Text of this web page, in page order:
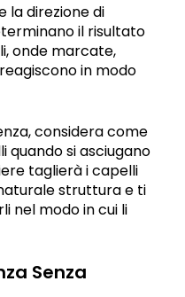
la direzione di
il risultato
onde marcate,
in modo
considera come
quando si asciugano
taglierà i capelli
struttura e ti
nel modo in cui li
Senza